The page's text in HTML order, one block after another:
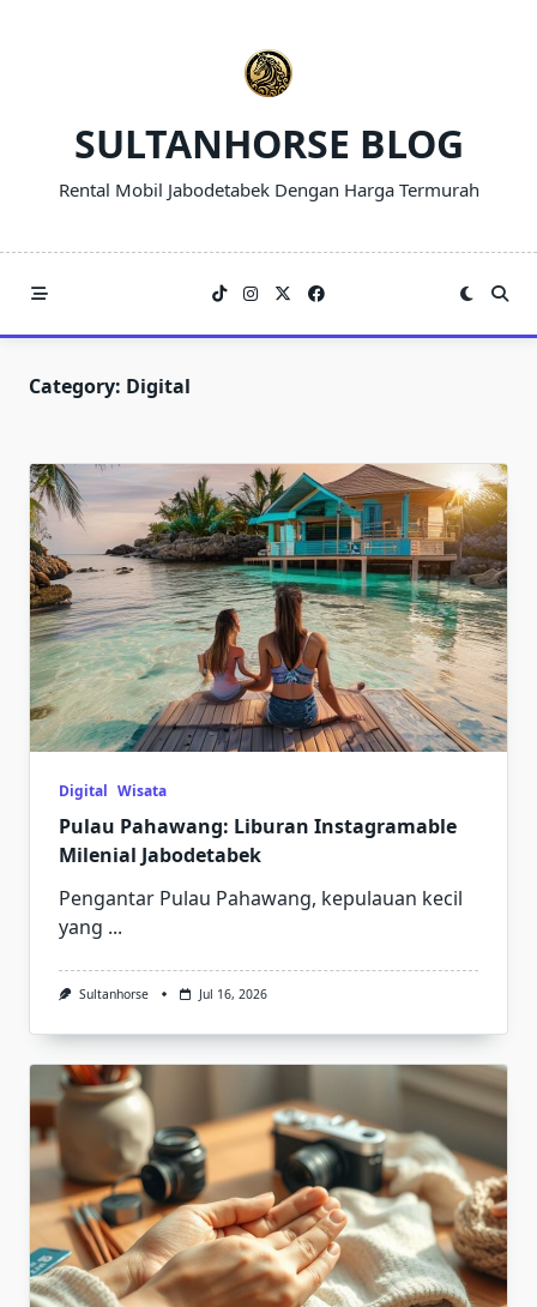
SULTANHORSE BLOG
Rental Mobil Jabodetabek Dengan Harga Termurah
Category: Digital
Digital Wisata
Pulau Pahawang: Liburan Instagramable
Milenial Jabodetabek
Pengantar Pulau Pahawang, kepulauan kecil
yang ...
Sultanhorse Jul 16, 2026